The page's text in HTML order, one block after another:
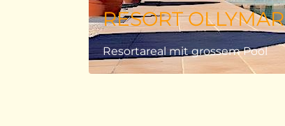
RESORT OLLYMAR
Resortareal mit grossem Pool